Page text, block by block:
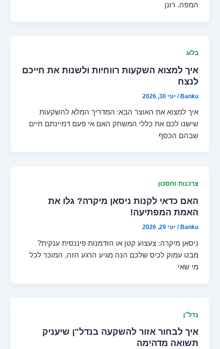
המפה. רונן
בלוג
איך למצוא השקעות רווחיות ולשנות את חייכם
לנצח
Banku
/ יוני 30, 2026
איך למצוא את האוצר הבא: המדריך המלא להשקעות
שישנו לכם את כללי המשחק האם אי פעם דמיינתם חיים
שבהם הכסף
צרכנות וחסכון
האם כדאי לקנות ניסאן מיקרה? גלו את
האמת המפתיעה!
Banku
/ יוני 29, 2026
ניסאן מיקרה: צעצוע קטן או הזדמנות פיננסית ענקית?
מבט עמוק לכיס שלכם הנה מגיע הרגע הזה, המוכר לכל
מי שאי
נדל"ן
איך לבחור אזור להשקעה בנדל"ן שיעניק
תשואה מדהימה